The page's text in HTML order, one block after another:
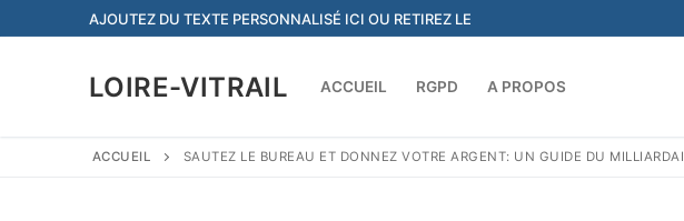
au
AJOUTEZ DU TEXTE PERSONNALISÉ ICI OU RETIREZ LE
LOIRE-VITRAIL ACCUEIL RGPD A PROPOS
ACCUEIL SAUTEZ LE BUREAU ET DONNEZ VOTRE ARGENT: UN GUIDE DU